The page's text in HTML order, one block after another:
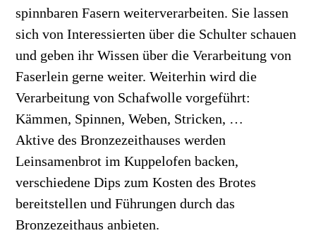
spinnbaren Fasern weiterverarbeiten. Sie lassen
sich von Interessierten über die Schulter schauen
und geben ihr Wissen über die Verarbeitung von
Faserlein gerne weiter. Weiterhin wird die
Verarbeitung von Schafwolle vorgeführt:
Kämmen, Spinnen, Weben, Stricken, …
Aktive des Bronzezeithauses werden
Leinsamenbrot im Kuppelofen backen,
verschiedene Dips zum Kosten des Brotes
bereitstellen und Führungen durch das
Bronzezeithaus anbieten.